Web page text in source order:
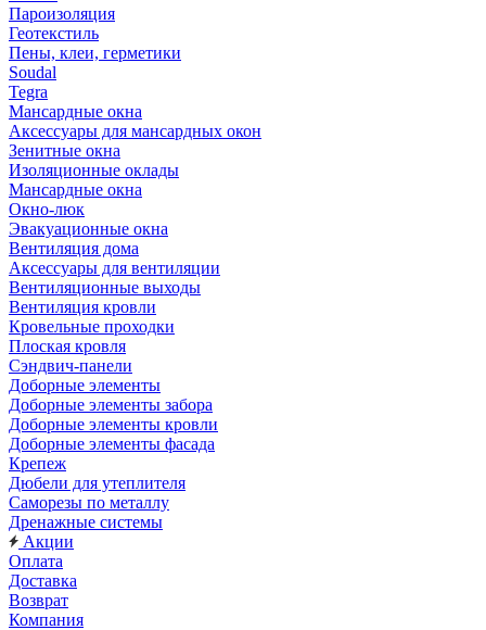
Пароизоляция
Геотекстиль
Пены, клеи, герметики
Soudal
Tegra
Мансардные окна
Аксессуары для мансардных окон
Зенитные окна
Изоляционные оклады
Мансардные окна
Окно-люк
Эвакуационные окна
Вентиляция дома
Аксессуары для вентиляции
Вентиляционные выходы
Вентиляция кровли
Кровельные проходки
Плоская кровля
Сэндвич-панели
Доборные элементы
Доборные элементы забора
Доборные элементы кровли
Доборные элементы фасада
Крепеж
Дюбели для утеплителя
Саморезы по металлу
Дренажные системы
Акции
Оплата
Доставка
Возврат
Компания